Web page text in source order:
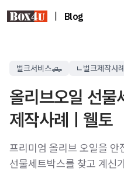
Blog
벌크서비스🛻 ㄴ벌크제작사례
올리브오일 선물
제작사례ㅣ웰토
프리미엄 올리브 오일을 안
선물세트박스를 찾고 계신